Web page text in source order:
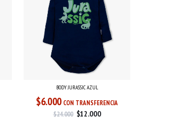
BODY JURASSIC AZUL
$6.000 CON TRANSFERENCIA
$24.000 $12.000